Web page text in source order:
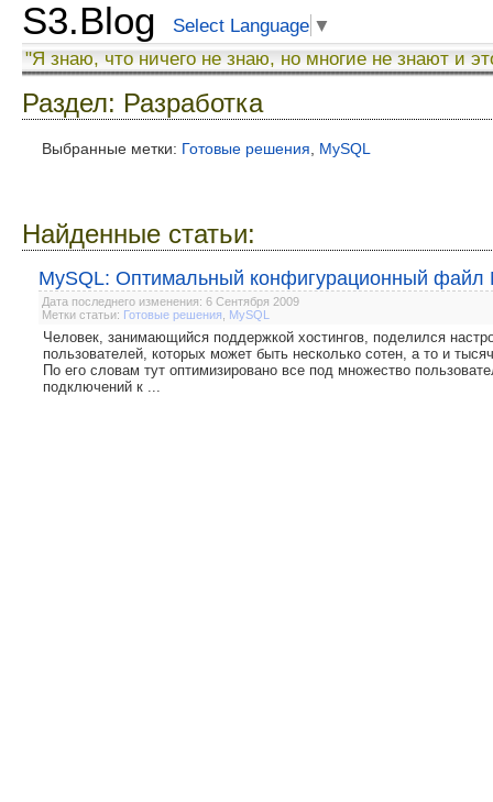
S3.Blog Select Language ▼
"Я знаю, что ничего не знаю, но многие не знают и
Раздел: Разработка
Выбранные метки: Готовые решения MySQL
Найденные статьи:
MySQL: Оптимальный конфигурационный файл
Дата последнего изменения: 6 Сентября 2009
Метки статьи: Готовые решения MySQL
Человек, занимающийся поддержкой хостингов, поделился
пользователей, которых может быть несколько сотен, а то и
По его словам тут оптимизировано все под множество
подключений к ...